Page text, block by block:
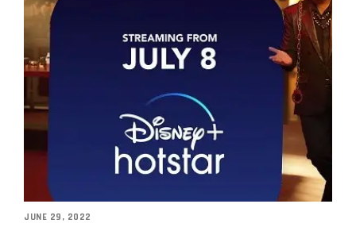
JUNE 29, 2022